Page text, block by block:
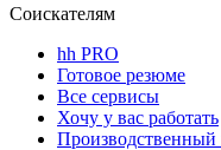
Соискателям
hh PRO
Готовое резюме
Все сервисы
Хочу у вас работать
Производственный